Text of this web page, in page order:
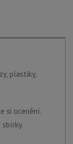
plastiky,
si ocenění.